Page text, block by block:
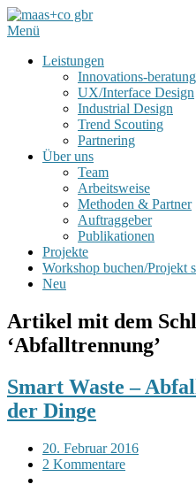
Menü
Leistungen
Innovations-
UX/Interface Design
Industrial Design
Trend Scouting
Partnering
Über uns
Team
Arbeitsweise
Methoden & Partner
Auftraggeber
Publikationen
Projekte
Workshop buchen/Projekt
Neu
Artikel mit dem
‘Abfalltrennung’
Smart Waste –
der Dinge
20. Februar 2016
2 Kommentare